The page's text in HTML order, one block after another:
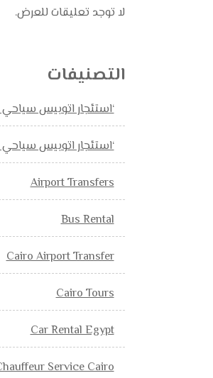
لا توجد تعليقات للعرض.
التصنيفات
‘استئجار اتوبيس سياحي
‘استئجار اتوبيس سياحي
Airport Transfers
Bus Rental
Cairo Airport Transfer
Cairo Tours
Car Rental Egypt
Service Cairo